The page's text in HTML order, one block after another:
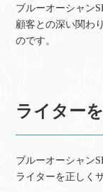
ブルーオーシャン
顧客との深い関わ
のです。
ライター
ブルーオーシャン
ライターを正しく